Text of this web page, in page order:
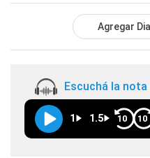
Agregar
Escuchá la
1 1.5 10 10